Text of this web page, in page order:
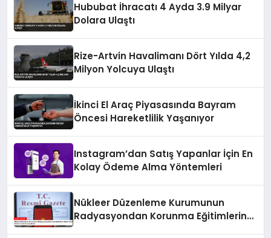
Hububat İhracatı 4 Ayda 3.9 Milyar
Dolara Ulaştı
Rize-Artvin Havalimanı Dört Yılda 4,2
Milyon Yolcuya Ulaştı
İkinci El Araç Piyasasında Bayram
Öncesi Hareketlilik Yaşanıyor
Instagram’dan Satış Yapanlar İçin En
Kolay Ödeme Alma Yöntemleri
Nükleer Düzenleme Kurumunun
Radyasyondan Korunma Eğitimlerine